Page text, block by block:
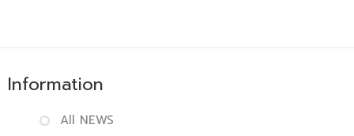
Information
All NEWS